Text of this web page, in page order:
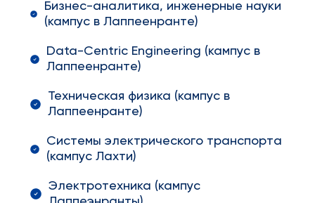
Бизнес-аналитика, инженерные науки
(кампус в Лаппеенранте)
Data-Centric Engineering (кампус в
Лаппеенранте)
Техническая физика (кампус в
Лаппеенранте)
Системы электрического транспорта
(кампус Лахти)
Электротехника (кампус